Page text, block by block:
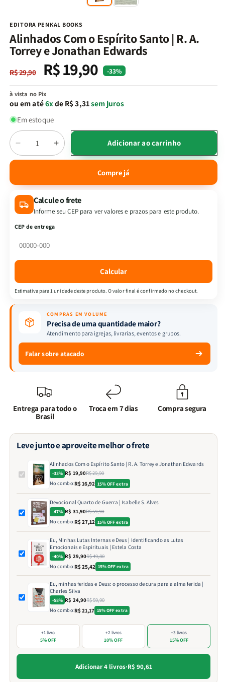
EDITORA PENKAL BOOKS
Alinhados Com o Espírito Santo | R. A.
Torrey e Jonathan Edwards
Preço
normal
R$ 29,90
Preço
promocional
R$ 19,90 -33%
à vista no Pix
ou em até6xde R$ 3,31sem juros
Em estoque
Quantidade
Diminuir
a
Alinhados
Com
o
Santo
|
A.
e
Jonathan
Aumentar
a
quantidade
Alinhados
Com
o
e
Jonathan
Adicionar ao carrinho
Compre já
Calcule o frete
Informe seu CEP para ver valores e prazos para este produto.
CEP de entrega
Calcular
Estimativa para 1 unidade deste produto. O valor final é confirmado no checkout.
COMPRAS EM VOLUME
Precisa de uma quantidade maior?
Atendimento para igrejas, livrarias, eventos e grupos.
Falar sobre atacado
Entrega para todo o
Brasil
Troca em 7 dias Compra segura
Leve junto e aproveite melhor o frete
Alinhados Com o Espírito Santo | R. A. Torrey e Jonathan Edwards
-33% R$ 19,90R$ 29,90
No combo:R$ 16,92 15% OFF extra
Devocional Quarto de Guerra | Isabelle S. Alves
-47% R$ 31,90R$ 59,90
No combo:R$ 27,12 15% OFF extra
Eu, Minhas Lutas Internas e Deus | Identificando as Lutas
Emocionais e Espirituais | Estela Costa
-40% R$ 29,90R$ 49,80
No combo:R$ 25,42 15% OFF extra
Eu, minhas feridas e Deus: o processo de cura para a alma ferida |
Charles Silva
-58% R$ 24,90R$ 59,90
No combo:R$ 21,17 15% OFF extra
+1 livro
5% OFF
+2 livros
10% OFF
+3 livros
15% OFF
Adicionar 4 livros·R$ 90,61